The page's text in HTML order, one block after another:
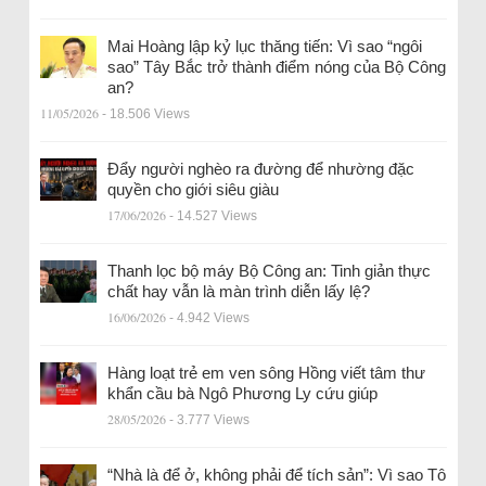
Mai Hoàng lập kỷ lục thăng tiến: Vì sao “ngôi
sao” Tây Bắc trở thành điểm nóng của Bộ Công
an?
11/05/2026 - 18.506 Views
Đẩy người nghèo ra đường để nhường đặc
quyền cho giới siêu giàu
17/06/2026 - 14.527 Views
Thanh lọc bộ máy Bộ Công an: Tinh giản thực
chất hay vẫn là màn trình diễn lấy lệ?
16/06/2026 - 4.942 Views
Hàng loạt trẻ em ven sông Hồng viết tâm thư
khẩn cầu bà Ngô Phương Ly cứu giúp
28/05/2026 - 3.777 Views
“Nhà là để ở, không phải để tích sản”: Vì sao Tô